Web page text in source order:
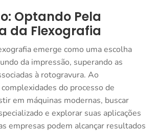
Optando Pela
da Flexografia
emerge como uma escolha
da impressão, superando as
à rotogravura. Ao
do processo de
em máquinas modernas, buscar
e explorar suas aplicações
empresas podem alcançar resultados